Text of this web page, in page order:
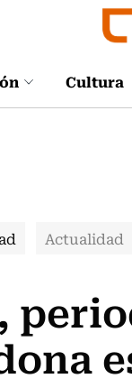
Cultura
Actualidad